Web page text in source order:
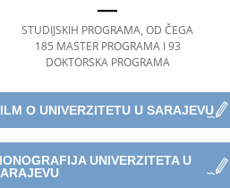
STUDIJSKIH PROGRAMA, OD ČEGA
185 MASTER PROGRAMA I 93
DOKTORSKA PROGRAMA
O UNIVERZITETU U SARAJEVU
UNIVERZITETA U